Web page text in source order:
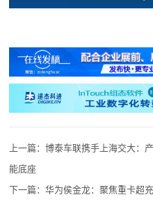
上一篇：博泰车联携手上海交大：
能底座
下一篇：华为侯金龙：聚焦重卡超